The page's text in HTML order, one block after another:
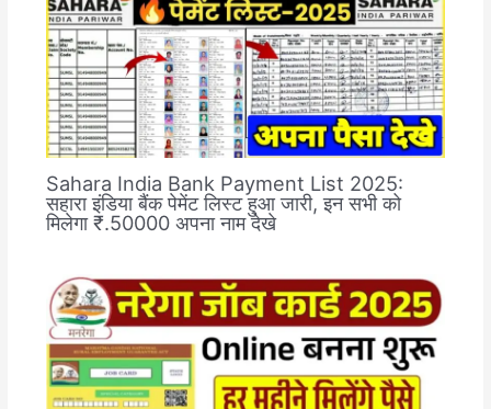
Sahara India Bank Payment List 2025:
सहारा इंडिया बैंक पेमेंट लिस्ट हुआ जारी, इन सभी को
मिलेगा ₹.50000 अपना नाम देखे